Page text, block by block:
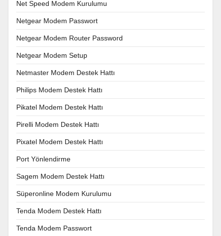
Net Speed Modem Kurulumu
Netgear Modem Passwort
Netgear Modem Router Password
Netgear Modem Setup
Netmaster Modem Destek Hattı
Philips Modem Destek Hattı
Pikatel Modem Destek Hattı
Pirelli Modem Destek Hattı
Pixatel Modem Destek Hattı
Port Yönlendirme
Sagem Modem Destek Hattı
Süperonline Modem Kurulumu
Tenda Modem Destek Hattı
Tenda Modem Passwort